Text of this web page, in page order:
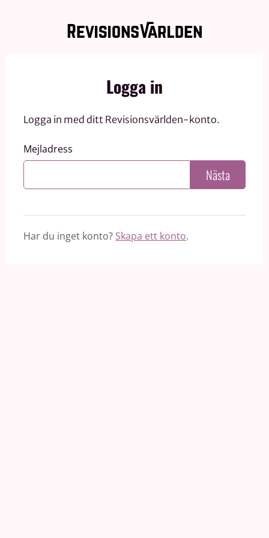
Logga in
Logga in med ditt Revisionsvärlden-konto.
Mejladress
Nästa
Har du inget konto? Skapa ett konto.